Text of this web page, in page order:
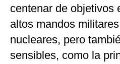
centenar de objetivos
altos mandos
nucleares, pero
sensibles, como la